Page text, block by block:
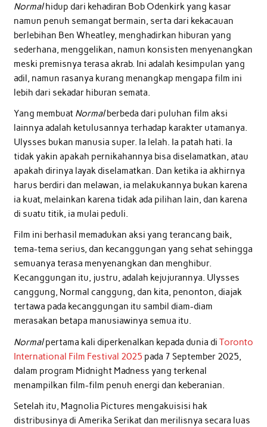
Normalhidup dari kehadiran Bob Odenkirk yang kasar
namun penuh semangat bermain, serta dari kekacauan
berlebihan Ben Wheatley, menghadirkan hiburan yang
sederhana, menggelikan, namun konsisten menyenangkan
meski premisnya terasa akrab. Ini adalah kesimpulan yang
adil, namun rasanya kurang menangkap mengapa film ini
lebih dari sekadar hiburan semata.
Yang membuat Normalberbeda dari puluhan film aksi
lainnya adalah ketulusannya terhadap karakter utamanya.
Ulysses bukan manusia super. Ia lelah. Ia patah hati. Ia
tidak yakin apakah pernikahannya bisa diselamatkan, atau
apakah dirinya layak diselamatkan. Dan ketika ia akhirnya
harus berdiri dan melawan, ia melakukannya bukan karena
ia kuat, melainkan karena tidak ada pilihan lain, dan karena
di suatu titik, ia mulai peduli.
Film ini berhasil memadukan aksi yang terancang baik,
tema-tema serius, dan kecanggungan yang sehat sehingga
semuanya terasa menyenangkan dan menghibur.
Kecanggungan itu, justru, adalah kejujurannya. Ulysses
canggung, Normal canggung, dan kita, penonton, diajak
tertawa pada kecanggungan itu sambil diam-diam
merasakan betapa manusiawinya semua itu.
Normalpertama kali diperkenalkan kepada dunia di Toronto
International Film Festival 2025 pada 7 September 2025,
dalam program Midnight Madness yang terkenal
menampilkan film-film penuh energi dan keberanian.
Setelah itu, Magnolia Pictures mengakuisisi hak
distribusinya di Amerika Serikat dan merilisnya secara luas